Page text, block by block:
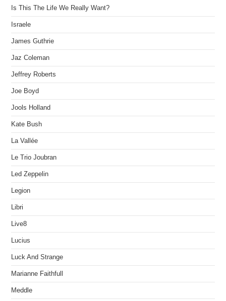
Is This The Life We Really Want?
Israele
James Guthrie
Jaz Coleman
Jeffrey Roberts
Joe Boyd
Jools Holland
Kate Bush
La Vallée
Le Trio Joubran
Led Zeppelin
Legion
Libri
Live8
Lucius
Luck And Strange
Marianne Faithfull
Meddle